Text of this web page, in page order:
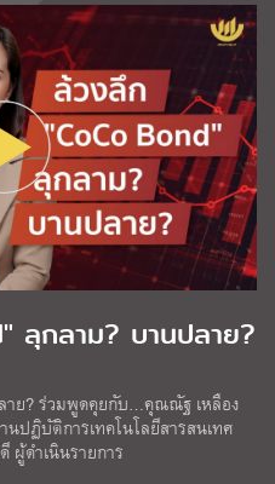
ลุกลาม? บานปลาย?
ลาย? ร่วมพูดคุยกับ…คุณณัฐ เหลือง
ปฏิบัติการเทคโนโลยีสารสนเทศ
ดำเนินรายการ